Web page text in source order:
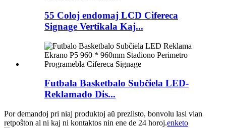
55 Coloj endomaj LCD Cifereca
Signage Vertikala Kaj...
Futbala Basketbalo Subĉiela LED-
Reklamado Dis...
Por demandoj pri niaj produktoj aŭ prezlisto, bonvolu lasi vian
retpoŝton al ni kaj ni kontaktos nin ene de 24 horoj.enketo